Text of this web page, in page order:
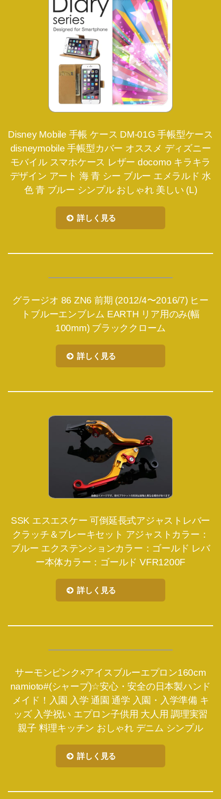
Disney Mobile 手帳 ケース DM-01G 手帳型ケース
disneymobile 手帳型カバー オススメ ディズニー
モバイル スマホケース レザー docomo キラキラ
デザイン アート 海 青 シー ブルー エメラルド 水
色 青 ブルー シンプル おしゃれ 美しい (L)
詳しく見る
グラージオ 86 ZN6 前期 (2012/4〜2016/7) ヒー
トブルーエンブレム EARTH リア用のみ(幅
100mm) ブラッククローム
詳しく見る
SSK エスエスケー 可倒延長式アジャストレバー
クラッチ＆ブレーキセット アジャストカラー：
ブルー エクステンションカラー：ゴールド レバ
ー本体カラー：ゴールド VFR1200F
詳しく見る
サーモンピンク×アイスブルーエプロン160cm
namioto#(シャープ)☆安心・安全の日本製ハンド
メイド！入園 入学 通園 通学 入園・入学準備 キ
ッズ 入学祝い エプロン子供用 大人用 調理実習
親子 料理キッチン おしゃれ デニム シンプル
詳しく見る